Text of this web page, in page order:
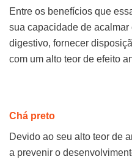
Entre os benefícios que
sua capacidade de
digestivo, fornecer
com um alto teor de efeito
Chá preto
Devido ao seu alto teor de
a prevenir o